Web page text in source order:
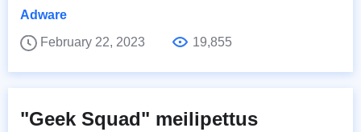
Adware
February 22, 2023
19,855
"Geek Squad" meilipettus